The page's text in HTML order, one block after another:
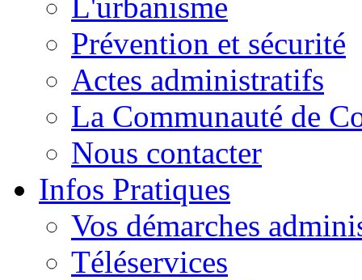
Prévention et sécurité
Actes administratifs
La Communauté de
Nous contacter
Infos Pratiques
Vos démarches
Téléservices